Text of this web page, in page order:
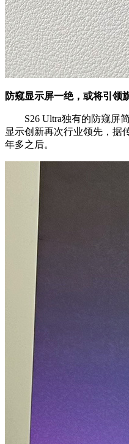
防窥显示屏一绝，或将引领
S26 Ultra独有的防窥屏简
显示创新再次行业领先，据
年多之后。